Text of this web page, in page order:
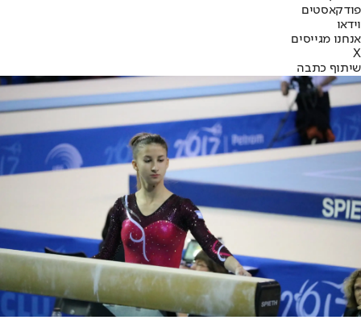
פודקאסטים
וידאו
אנחנו מגייסים
X
שיתוף כתבה